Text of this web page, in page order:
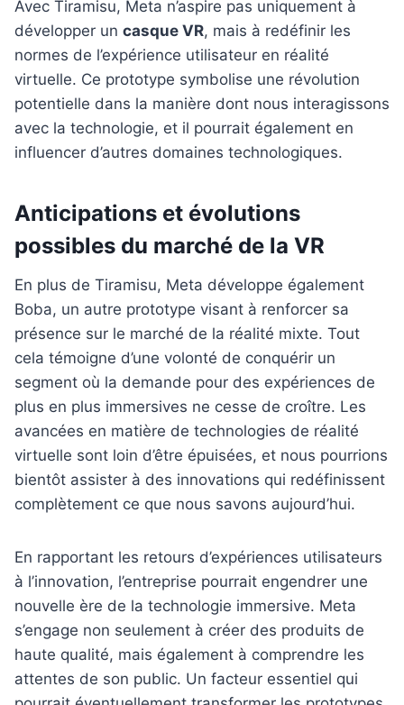
Avec Tiramisu, Meta n’aspire pas uniquement à
développer un casque VR, mais à redéfinir les
normes de l’expérience utilisateur en réalité
virtuelle. Ce prototype symbolise une révolution
potentielle dans la manière dont nous interagissons
avec la technologie, et il pourrait également en
influencer d’autres domaines technologiques.
Anticipations et évolutions
possibles du marché de la VR
En plus de Tiramisu, Meta développe également
Boba, un autre prototype visant à renforcer sa
présence sur le marché de la réalité mixte. Tout
cela témoigne d’une volonté de conquérir un
segment où la demande pour des expériences de
plus en plus immersives ne cesse de croître. Les
avancées en matière de technologies de réalité
virtuelle sont loin d’être épuisées, et nous pourrions
bientôt assister à des innovations qui redéfinissent
complètement ce que nous savons aujourd’hui.
En rapportant les retours d’expériences utilisateurs
à l’innovation, l’entreprise pourrait engendrer une
nouvelle ère de la technologie immersive. Meta
s’engage non seulement à créer des produits de
haute qualité, mais également à comprendre les
attentes de son public. Un facteur essentiel qui